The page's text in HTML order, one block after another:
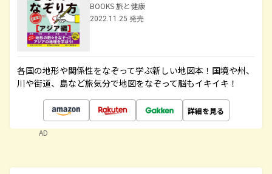
BOOKS 旅と健康
2022.11.25 発売
各国の地形や関係性をなぞって学ぶ新しい地図本！国境や州、
川や街道、島など旅気分で地図をなぞって脳もイキイキ！
詳細を見る
AD